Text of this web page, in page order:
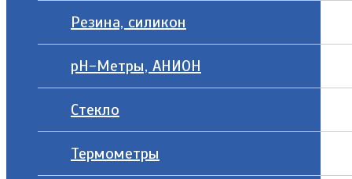
Резина, силикон
рН-Метры, АНИОН
Стекло
Термометры